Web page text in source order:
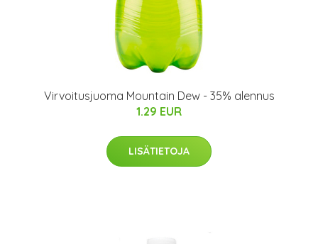
Virvoitusjuoma Mountain Dew - 35% alennus
1.29 EUR
LISÄTIETOJA